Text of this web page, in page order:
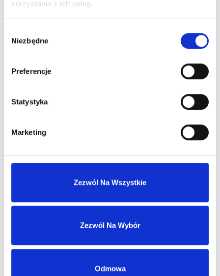
korzystania z ich usług.
zgody
Niezbędne
Preferencje
Statystyka
Marketing
Zezwól Na Wszystkie
Zezwól Na Wybór
Odmowa
Wysyłka 24h z magazynu w Polsce
Stały opiekun handlowy
Szybka obsługa zwrotów i reklamacji
Nasz dział sprzedaży hurtowej odpowie